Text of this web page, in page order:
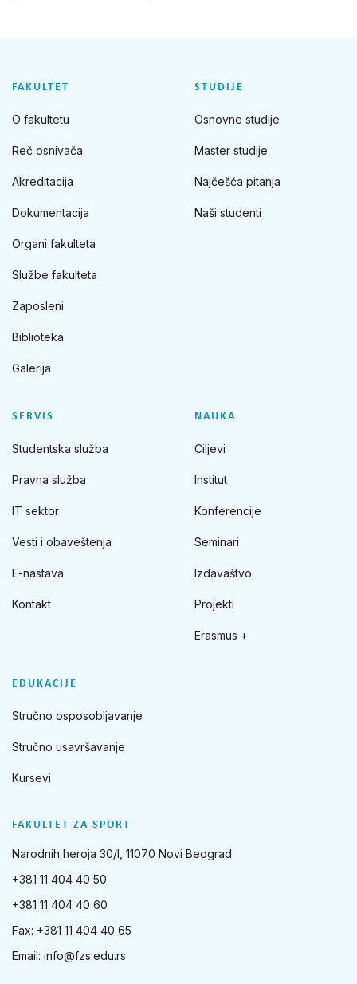
FAKULTET ZA SPORT
Narodnih heroja 30/I, 11070 Novi Beograd
+381 11 404 40 50
+381 11 404 40 60
Fax: +381 11 404 40 65
Email: info@fzs.edu.rs
FAKULTET
O fakultetu
Reč osnivača
Akreditacija
Dokumentacija
Organi fakulteta
Službe fakulteta
Zaposleni
Biblioteka
Galerija
STUDIJE
Osnovne studije
Master studije
Najčešća pitanja
Naši studenti
SERVIS
Studentska služba
Pravna služba
IT sektor
Vesti i obaveštenja
E-nastava
Kontakt
NAUKA
Ciljevi
Institut
Konferencije
Seminari
Izdavaštvo
Projekti
Erasmus +
EDUKACIJE
Stručno osposobljavanje
Stručno usavršavanje
Kursevi